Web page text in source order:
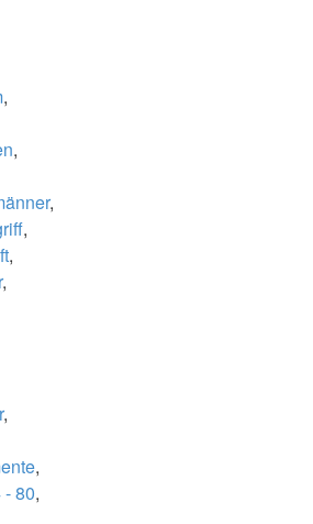
,
,
,
,
,
,
,
,
80,